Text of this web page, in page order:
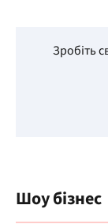
Зробіть
Шоу бізнес